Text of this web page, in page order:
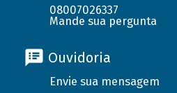
08007026337
Mande sua pergunta
Ouvidoria
Envie sua mensagem